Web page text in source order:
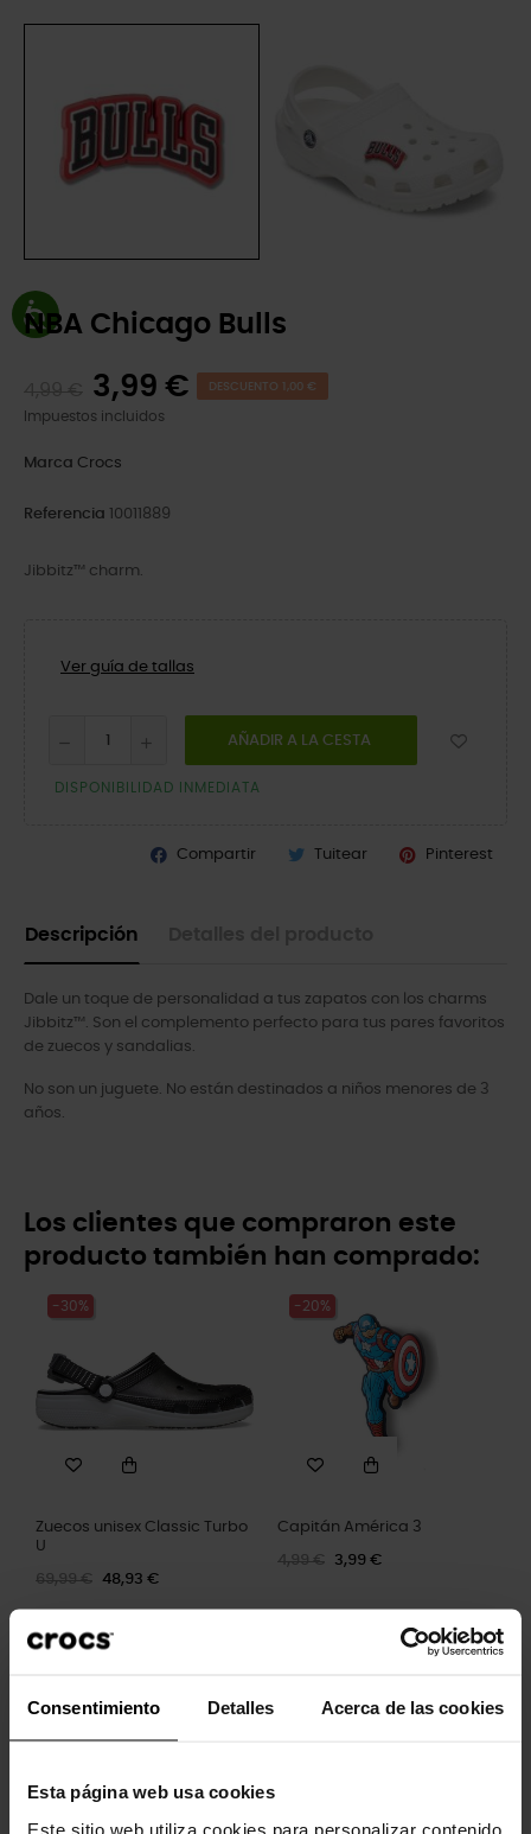
Consentimiento Detalles Acerca de las cookies
Esta página web usa cookies
Este sitio web utiliza cookies para personalizar contenido
NBA Chicago Bulls
3,99 € DESCUENTO 1,00 €
Impuestos incluidos
Marca Crocs
Referencia 10011889
Jibbitz™ charm.
Ver guía de tallas
AÑADIR A LA CESTA
DISPONIBILIDAD INMEDIATA
Compartir Tuitear Pinterest
Descripción
Dale un toque de personalidad a tus zapatos con los charms
Jibbitz™. Son el complemento perfecto para tus pares favoritos
de zuecos y sandalias.
No son un juguete. No están destinados a niños menores de 3
años.
Los clientes que compraron este
producto también han comprado:
-30%
Zuecos unisex Classic Turbo
U
69,99 € 48,93 €
-20%
Capitán América 3
4,99 € 3,99 €